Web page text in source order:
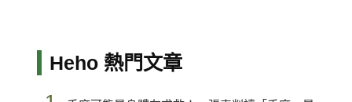
Heho 熱門文章